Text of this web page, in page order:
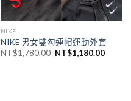
NIKE
NIKE 男女雙勾連帽運動外套
NT$1,780.00 NT$1,180.00